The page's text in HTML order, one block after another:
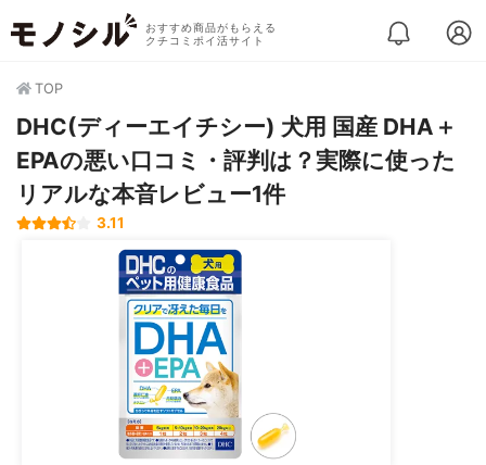
おすすめ商品がもらえる
クチコミポイ活サイト
TOP
DHC(ディーエイチシー) 犬用 国産 DHA＋
EPAの悪い口コミ・評判は？実際に使った
リアルな本音レビュー1件
3.11